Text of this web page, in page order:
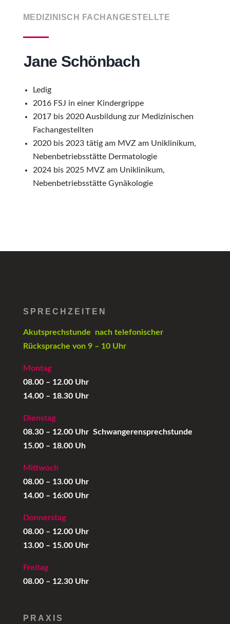
MEDIZINISCH FACHANGESTELLTE
Jane Schönbach
Ledig
2016 FSJ in einer Kindergrippe
2017 bis 2020 Ausbildung zur Medizinischen
Fachangestellten
2020 bis 2023 tätig am MVZ am Uniklinikum,
Nebenbetriebsstätte Dermatologie
2024 bis 2025 MVZ am Uniklinikum,
Nebenbetriebsstätte Gynäkologie
SPRECHZEITEN
Akutsprechstunde nach telefonischer
Rücksprache von 9 – 10 Uhr
Montag
08.00 – 12.00 Uhr
14.00 – 18.30 Uhr
Dienstag
08.30 – 12.00 Uhr Schwangerensprechstunde
15.00 – 18.00 Uh
Mittwoch
08.00 – 13.00 Uhr
14.00 – 16:00 Uhr
Donnerstag
08.00 – 12.00 Uhr
13.00 – 15.00 Uhr
Freitag
08.00 – 12.30 Uhr
PRAXIS